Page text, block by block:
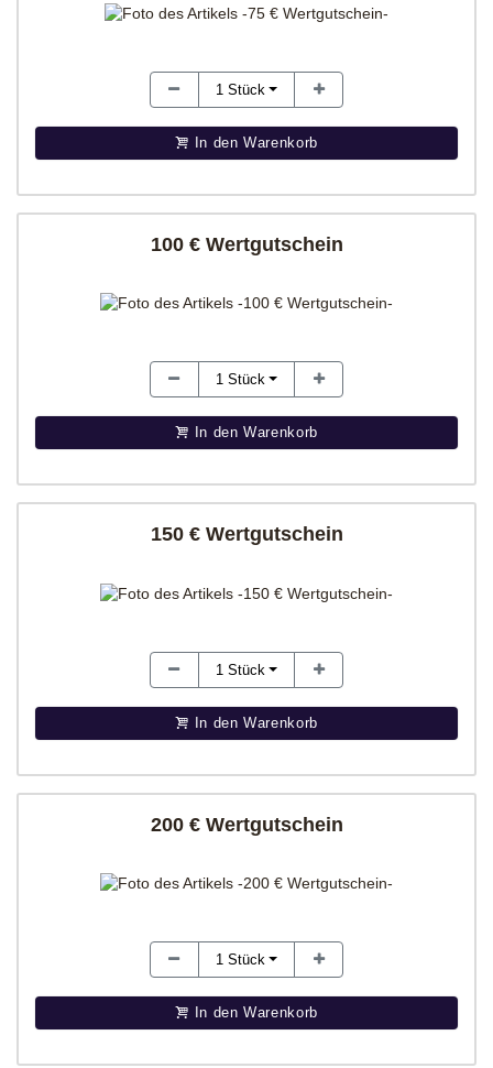
1 Stück
In den Warenkorb
100 € Wertgutschein
1 Stück
In den Warenkorb
150 € Wertgutschein
1 Stück
In den Warenkorb
200 € Wertgutschein
1 Stück
In den Warenkorb